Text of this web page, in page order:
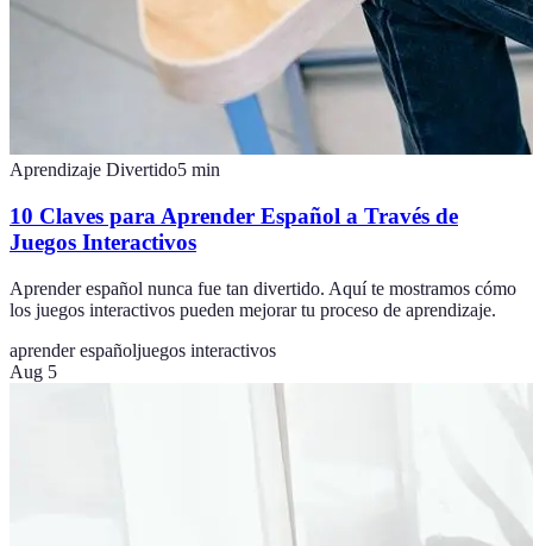
Aprendizaje Divertido5 min
10 Claves para Aprender Español a Través de
Juegos Interactivos
Aprender español nunca fue tan divertido. Aquí te mostramos cómo
los juegos interactivos pueden mejorar tu proceso de aprendizaje.
aprender españoljuegos interactivos
Aug 5